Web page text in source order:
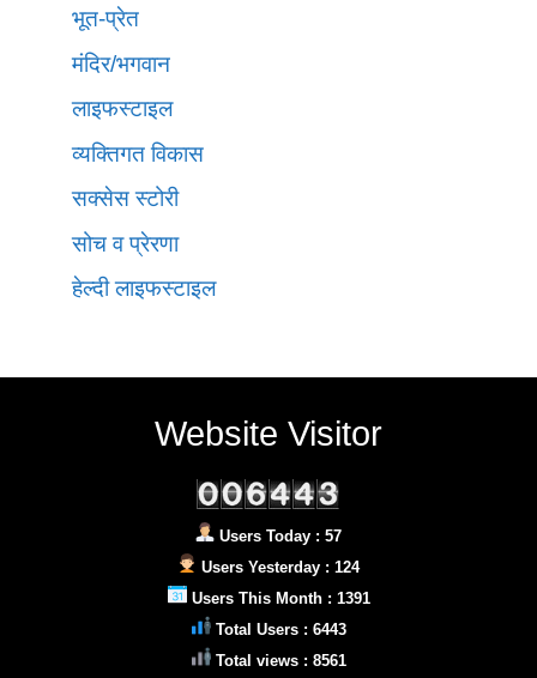
भूत-प्रेत
मंदिर/भगवान
लाइफस्टाइल
व्यक्तिगत विकास
सक्सेस स्टोरी
सोच व प्रेरणा
हेल्दी लाइफस्टाइल
Website Visitor
Users Today : 57
Users Yesterday : 124
Users This Month : 1391
Total Users : 6443
Total views : 8561